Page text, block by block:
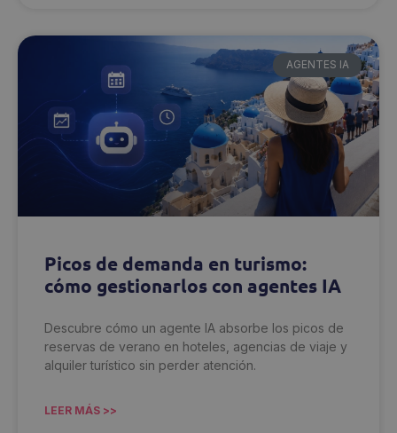
AGENTES IA
Picos de demanda en turismo:
cómo gestionarlos con agentes IA
Descubre cómo un agente IA absorbe los picos de
reservas de verano en hoteles, agencias de viaje y
alquiler turístico sin perder atención.
LEER MÁS >>